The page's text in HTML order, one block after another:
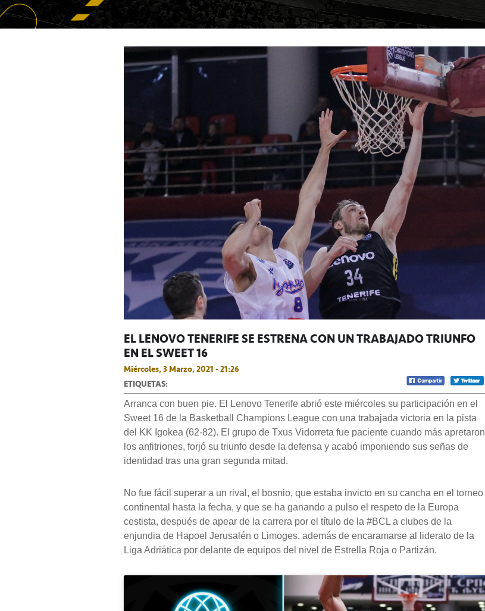
EL LENOVO TENERIFE SE ESTRENA CON UN TRABAJADO TRIUNFO
EN EL SWEET 16
Miércoles, 3 Marzo, 2021 - 21:26
ETIQUETAS:
Arranca con buen pie. El Lenovo Tenerife abrió este miércoles su participación en el
Sweet 16 de la Basketball Champions League con una trabajada victoria en la pista
del KK Igokea (62-82). El grupo de Txus Vidorreta fue paciente cuando más apretaron
los anfitriones, forjó su triunfo desde la defensa y acabó imponiendo sus señas de
identidad tras una gran segunda mitad.
No fue fácil superar a un rival, el bosnio, que estaba invicto en su cancha en el torneo
continental hasta la fecha, y que se ha ganando a pulso el respeto de la Europa
cestista, después de apear de la carrera por el título de la #BCL a clubes de la
enjundia de Hapoel Jerusalén o Limoges, además de encaramarse al liderato de la
Liga Adriática por delante de equipos del nivel de Estrella Roja o Partizán.